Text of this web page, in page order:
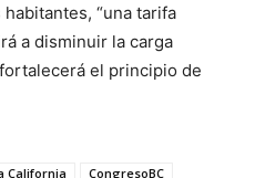
“una tarifa
a disminuir la carga
el principio de
California CongresoBC